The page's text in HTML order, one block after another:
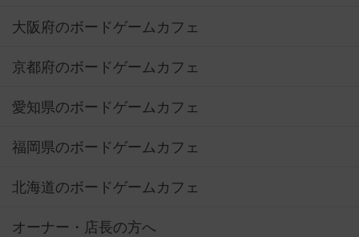
大阪府のボードゲームカフェ
京都府のボードゲームカフェ
愛知県のボードゲームカフェ
福岡県のボードゲームカフェ
北海道のボードゲームカフェ
オーナー・店長の方へ